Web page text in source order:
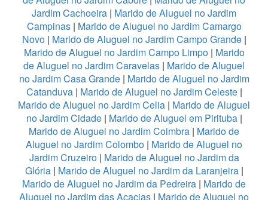
Jardim Cachoeira | Marido de Aluguel no Jardim
Campinas| Marido de Aluguel no Jardim Camargo
Novo| Marido de Aluguel no Jardim Campo Grande|
Marido de Aluguel no Jardim Campo Limpo| Marido
de Aluguel no Jardim Caravelas | Marido de Aluguel
no Jardim Casa Grande| Marido de Aluguel no Jardim
Catanduva| Marido de Aluguel no Jardim Celeste|
Marido de Aluguel no Jardim Celia | Marido de Aluguel
no Jardim Cidade| Marido de Aluguel em Pirituba|
Marido de Aluguel no Jardim Coimbra | Marido de
Aluguel no Jardim Colombo | Marido de Aluguel no
Jardim Cruzeiro| Marido de Aluguel no Jardim da
Glória| Marido de Aluguel no Jardim da Laranjeira|
Marido de Aluguel no Jardim da Pedreira | Marido de
Aluguel no Jardim das Acacias | Marido de Aluguel no